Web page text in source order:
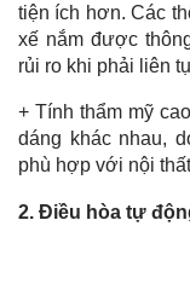
tiện ích hơn. Các
xế nắm được
rủi ro khi phải liên
+ Tính thẩm mỹ
dáng khác nhau,
phù hợp với nội
2. Điều hòa tự